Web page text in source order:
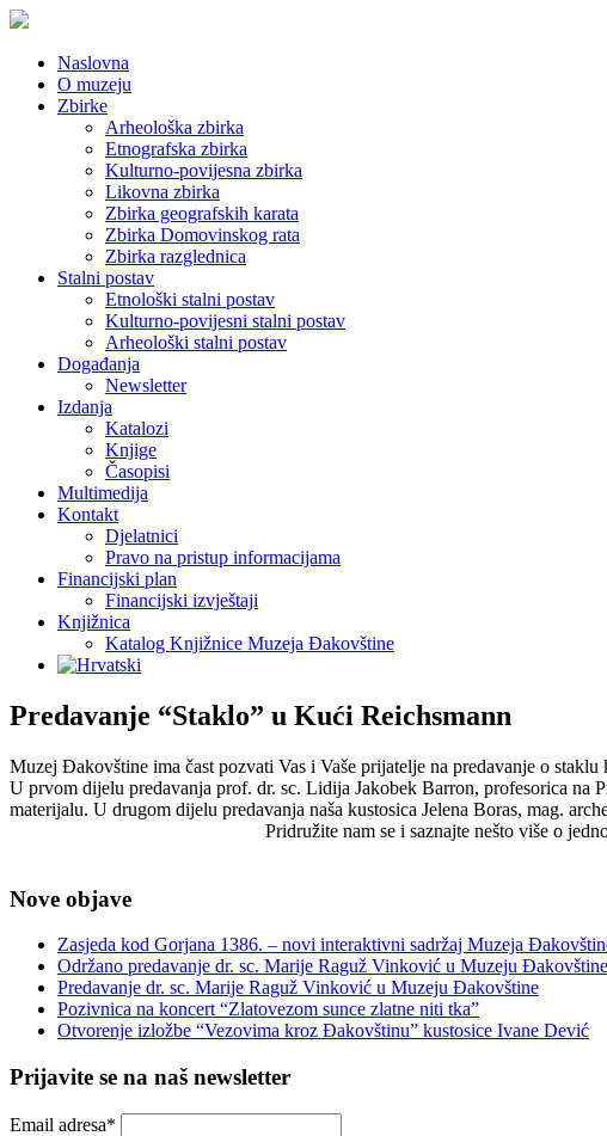
Naslovna
O muzeju
Zbirke
Arheološka zbirka
Etnografska zbirka
Kulturno-povijesna zbirka
Likovna zbirka
Zbirka geografskih karata
Zbirka Domovinskog rata
Zbirka razglednica
Stalni postav
Etnološki stalni postav
Kulturno-povijesni stalni postav
Arheološki stalni postav
Događanja
Newsletter
Izdanja
Katalozi
Knjige
Časopisi
Multimedija
Kontakt
Djelatnici
Pravo na pristup informacijama
Financijski plan
Financijski izvještaji
Knjižnica
Katalog Knjižnice Muzeja Đakovštine
Predavanje “Staklo” u Kući Reichsmann
Muzej Đakovštine ima čast pozvati Vas i Vaše prijatelje na predavanje o
U prvom dijelu predavanja prof. dr. sc. Lidija Jakobek Barron, profesorica na
materijalu. U drugom dijelu predavanja naša kustosica Jelena Boras, mag.
Pridružite nam se i saznajte nešto više o
Nove objave
Zasjeda kod Gorjana 1386. – novi interaktivni sadržaj Muzeja
Održano predavanje dr. sc. Marije Raguž Vinković u Muzeju Đakovštine
Predavanje dr. sc. Marije Raguž Vinković u Muzeju Đakovštine
Pozivnica na koncert “Zlatovezom sunce zlatne niti tka”
Otvorenje izložbe “Vezovima kroz Đakovštinu” kustosice Ivane Dević
Prijavite se na naš newsletter
Email adresa*